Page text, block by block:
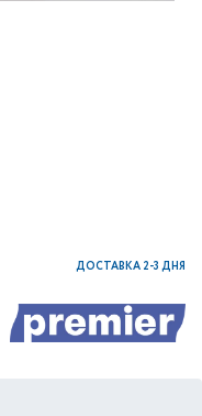
ДОСТАВКА 2-3 ДНЯ